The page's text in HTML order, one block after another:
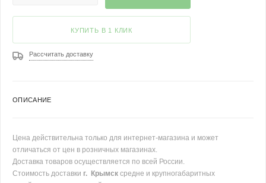
КУПИТЬ В 1 КЛИК
Рассчитать доставку
ОПИСАНИЕ
Цена действительна только для интернет-магазина и может
отличаться от цен в розничных магазинах.
Доставка товаров осуществляется по всей России.
Стоимость доставки г. Крымск средне и крупногабаритных